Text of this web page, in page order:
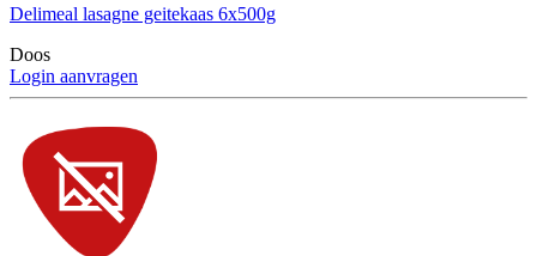
Delimeal lasagne geitekaas 6x500g
Doos
Login aanvragen